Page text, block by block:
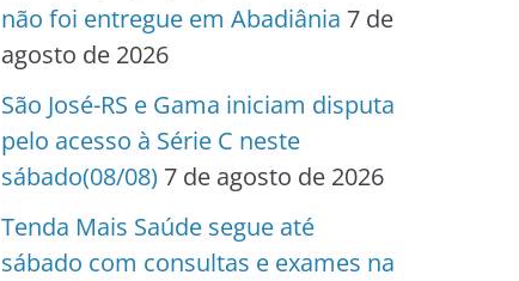
não foi entregue em Abadiânia 7 de
agosto de 2026
São José-RS e Gama iniciam disputa
pelo acesso à Série C neste
sábado(08/08) 7 de agosto de 2026
Tenda Mais Saúde segue até
sábado com consultas e exames na